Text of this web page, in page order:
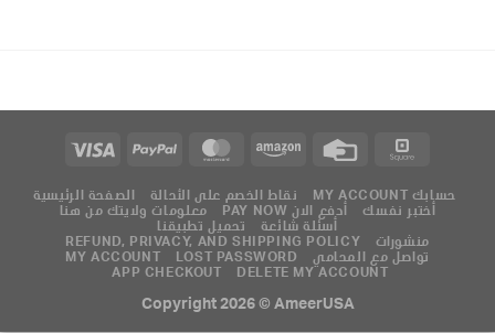
الصفحة الرئيسية نقاط الخصم على الأحالة
MY ACCOUNT حسابك
معلومات ولايتك من هنا
PAY NOW أدفع الان
أختبر نفسك
تحميل تطبيقنا
أسئلة شائعة
REFUND, PRIVACY, AND SHIPPING POLICY
منشورات
MY ACCOUNT
LOST PASSWORD
تواصل مع المحامي
APP CHECKOUT
DELETE MY ACCOUNT
Copyright 2026 © AmeerUSA